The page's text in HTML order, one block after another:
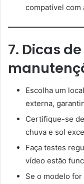
compatível com
7. Dicas
Escolha um
externa,
Certifique-se
chuva e sol
Faça testes
vídeo estão
Se o modelo